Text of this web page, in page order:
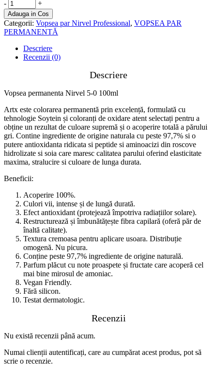
Vopsea
permanenta
Nirvel
5-
0
100ml
quantity
- +
Adauga in Cos
Categorii: Vopsea par Nirvel Professional, VOPSEA PAR
PERMANENTĂ
Descriere
Recenzii (0)
Descriere
Vopsea permanenta Nirvel 5-0 100ml
Artx este colorarea permanentă prin excelență, formulată cu
tehnologie Soytein și coloranți de oxidare atent selectați pentru a
obține un rezultat de culoare supremă și o acoperire totală a părului
gri. Contine ingrediente de origine naturala cu peste 97,7% si o
putere antioxidanta ridicata si peptide si aminoacizi din roscove
hidrolizate si soia care maresc calitatea parului oferind elasticitate
maxima, stralucire si culoare de lunga durata.
Beneficii:
Acoperire 100%.
Culori vii, intense și de lungă durată.
Efect antioxidant (protejează împotriva radiațiilor solare).
Restructurează și îmbunătățește fibra capilară (oferă păr de
înaltă calitate).
Textura cremoasa pentru aplicare usoara. Distribuție
omogenă. Nu picura.
Conține peste 97,7% ingrediente de origine naturală.
Parfum plăcut cu note proaspete și fructate care acoperă cel
mai bine mirosul de amoniac.
Vegan Friendly.
Fără silicon.
Testat dermatologic.
Recenzii
Nu există recenzii până acum.
Numai clienții autentificați, care au cumpărat acest produs, pot să
scrie o recenzie.